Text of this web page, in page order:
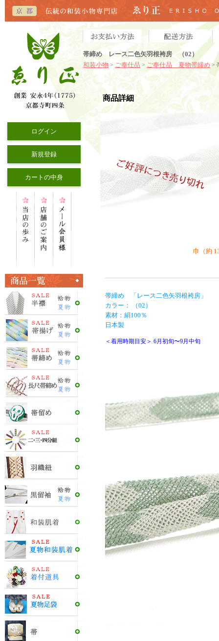
帯締め レース二色矢羽根袴房 （02）
和装小物 > ご奉仕品 > ご奉仕品 夏物帯締め >
ログイン
新規登録
カートの中身
商品詳細
巾（約
帯締め 「レース二色矢羽根袴房」
カラー： （02）
素材：絹100％
日本製
＜着用時期目安＞ 6月初旬〜9月中旬